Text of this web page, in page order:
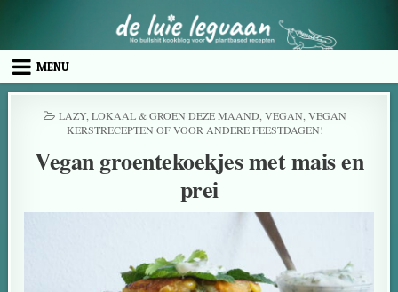
MENU
LAZY, LOKAAL & GROEN DEZE MAAND VEGAN VEGAN
KERSTRECEPTEN OF VOOR ANDERE FEESTDAGEN!
Vegan groentekoekjes met mais en
prei